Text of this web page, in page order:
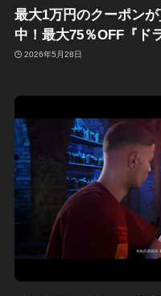
最大1万円のクーポン
中！最大75％OFF『ド
2026年5月28日